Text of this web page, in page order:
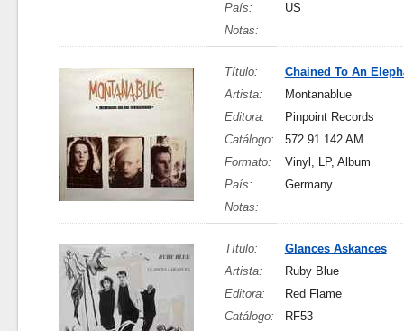
País:
US
Notas:
Título:
Chained To An
Artista:
Montanablue
Editora:
Pinpoint Records
Catálogo:
572 91 142 AM
Formato:
Vinyl, LP, Album
País:
Germany
Notas:
Título:
Glances Askances
Artista:
Ruby Blue
Editora:
Red Flame
Catálogo:
RF53